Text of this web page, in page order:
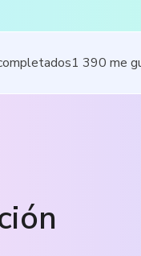
1 390 me